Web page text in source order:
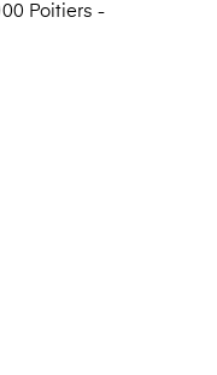
Poitiers -